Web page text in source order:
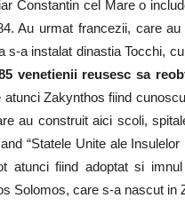
Constantin cel Mare o
Au urmat francezii, care
s-a instalat dinastia Tocchi,
venetienii reusesc sa
Zakynthos fiind
au construit aici scoli,
“Statele Unite ale
atunci fiind adoptat si
Solomos, care s-a nascut in